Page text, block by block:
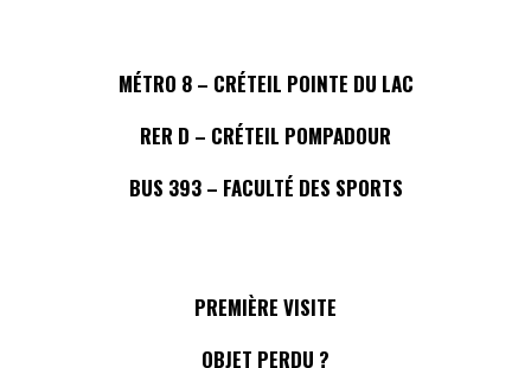
MÉTRO 8 – CRÉTEIL POINTE DU LAC
RER D – CRÉTEIL POMPADOUR
BUS 393 – FACULTÉ DES SPORTS
PREMIÈRE VISITE
OBJET PERDU ?